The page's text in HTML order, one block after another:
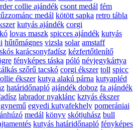
collie ajándék csont medál fém
medál kötött sapka retro tábla
kutyás ajándék corgi
lovas maszk spicces ajándék kutyás
hűtőmágnes vizsla solar amstaff
karácsonyfadísz kézfertőtlenítő
fényképes táska póló névjegykártya
szőrű tacskó corgi ékszer toll spicc
ékszer kutya alakú párna kutyapléd
határidőnapló ajándék doboz fa ajándék
labrador nyaklánc kztyás ékszer
egyedi kutyafekhely pomerániai
medál könyv skótjuhász bull
kutyás határidőnapló fényképes